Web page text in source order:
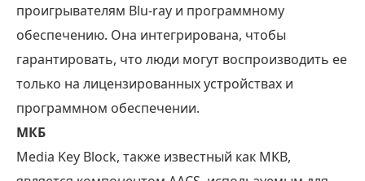
проигрывателям Blu-ray и программному
обеспечению. Она интегрирована, чтобы
гарантировать, что люди могут воспроизводить ее
только на лицензированных устройствах и
программном обеспечении.
МКБ
Media Key Block, также известный как MKB,